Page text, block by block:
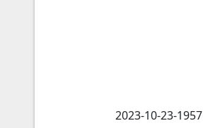
2023-10-23-1957